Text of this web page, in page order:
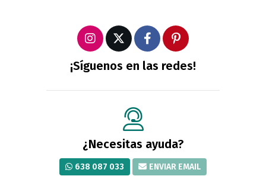
¡Síguenos en las redes!
¿Necesitas ayuda?
638 087 033 ENVIAR EMAIL